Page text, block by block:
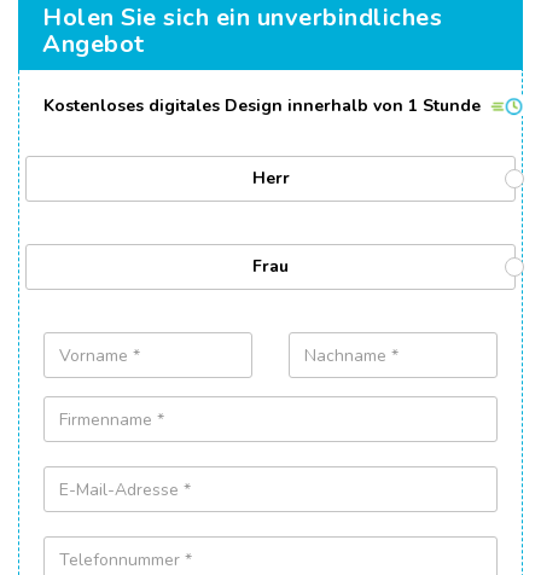
Holen Sie sich ein unverbindliches
Angebot
Kostenloses digitales Design innerhalb von 1 Stunde
Herr
Frau